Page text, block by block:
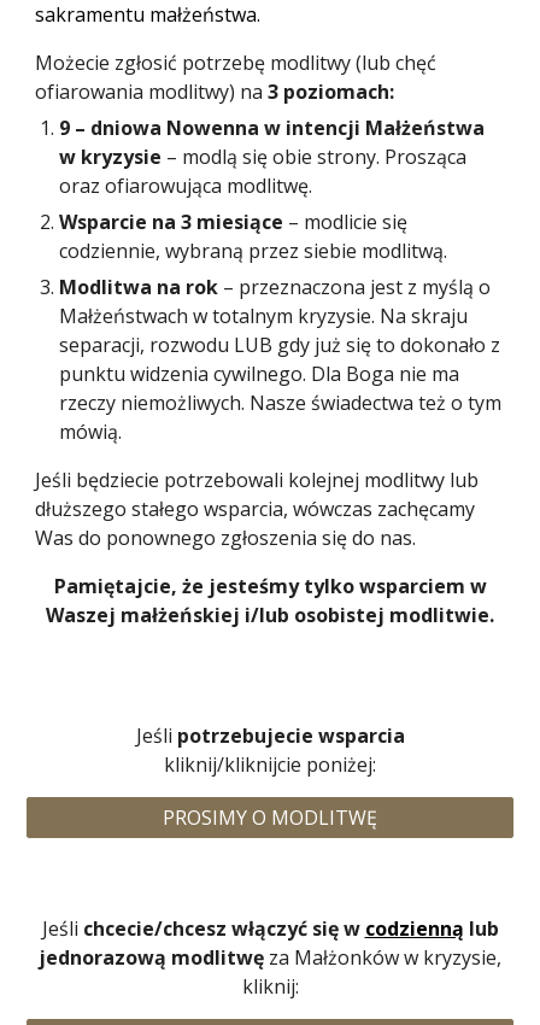
sakramentu małżeństwa.
Możecie zgłosić potrzebę modlitwy (lub chęć
ofiarowania modlitwy) na3 poziomach:
9 – dniowa Nowenna w intencji Małżeństwa
w kryzysie – modlą się obie strony. Prosząca
oraz ofiarowująca modlitwę.
Wsparcie na 3 miesiące – modlicie się
codziennie, wybraną przez siebie modlitwą.
Modlitwa na rok – przeznaczona jest z myślą o
Małżeństwach w totalnym kryzysie. Na skraju
separacji, rozwodu LUB gdy już się to dokonało z
punktu widzenia cywilnego. Dla Boga nie ma
rzeczy niemożliwych. Nasze świadectwa też o tym
mówią.
Jeśli będziecie potrzebowali kolejnej modlitwy lub
dłuższego stałego wsparcia, wówczas zachęcamy
Was do ponownego zgłoszenia się do nas.
Pamiętajcie, że jesteśmy tylko wsparciem w
Waszej małżeńskiej i/lub osobistej modlitwie.
Jeśli potrzebujecie wsparcia
kliknij/kliknijcie poniżej:
PROSIMY O MODLITWĘ
Jeśli chcecie/chcesz włączyć się w codzienną lub
jednorazową modlitwę za Małżonków w kryzysie,
kliknij: